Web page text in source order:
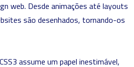
web. Desde animações até layouts
são desenhados, tornando-os
assume um papel inestimável,